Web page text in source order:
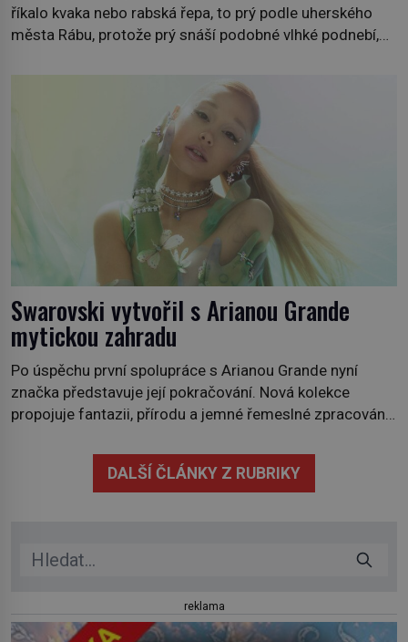
říkalo kvaka nebo rabská řepa, to prý podle uherského
města Rábu, protože prý snáší podobné vlhké podnebí,
někdy i v obchodech. Její bulvy jsou bílé, nahoře někdy
Swarovski vytvořil s Arianou Grande
mytickou zahradu
Po úspěchu první spolupráce s Arianou Grande nyní
značka představuje její pokračování. Nová kolekce
propojuje fantazii, přírodu a jemné řemeslné zpracování
třicítka šperků působí hravě a zároveň rafinovaně.
Spolupráce mezi značkou Swarovski a zpěvačkou a
DALŠÍ ČLÁNKY Z RUBRIKY
reklama